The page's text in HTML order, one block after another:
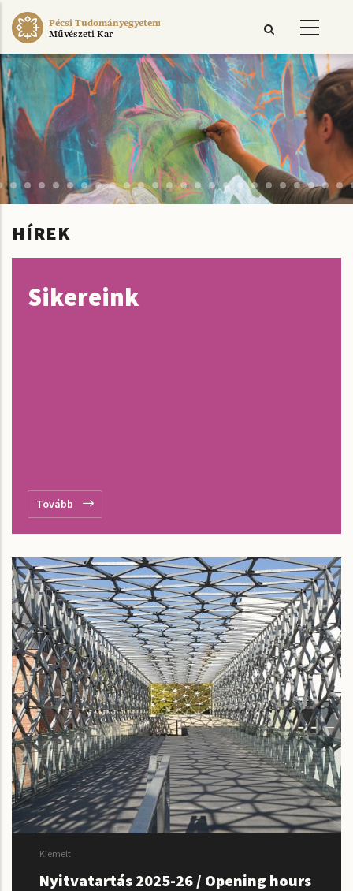
Ugrás
Pécsi Tudományegyetem
Művészeti Kar
HÍREK
Sikereink
Tovább
Kiemelt
Nyitvatartás 2025-26 / Opening hours